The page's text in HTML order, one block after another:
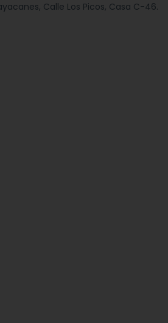
Calle Los Picos, Casa C-46.